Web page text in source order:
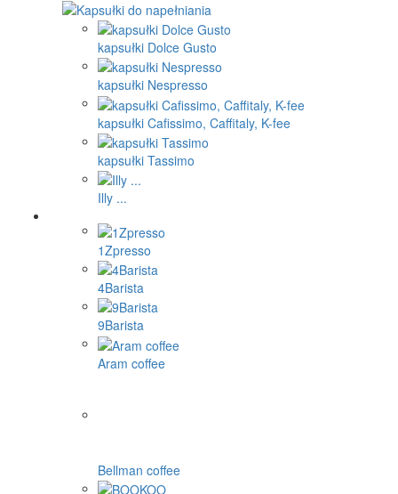
kapsułki Dolce Gusto
kapsułki Nespresso
kapsułki Cafissimo, Caffitaly, K-fee
kapsułki Tassimo
Illy ...
1Zpresso
4Barista
9Barista
Aram coffee
Bellman coffee